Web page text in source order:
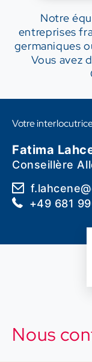
Notre
entreprises
germaniques
Vous avez
Votre
Fatima
Conseillère
+49 681
Nous